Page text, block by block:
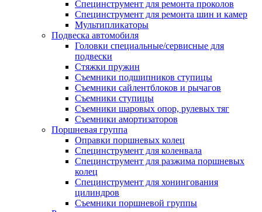
Специнструмент для ремонта проколов
Специнструмент для ремонта шин и камер
Мультипликаторы
Подвеска автомобиля
Головки специальные/сервисные для
подвески
Стяжки пружин
Съемники подшипников ступицы
Съемники сайлентблоков и рычагов
Съемники ступицы
Съемники шаровых опор, рулевых тяг
Съемники амортизаторов
Поршневая группа
Оправки поршневых колец
Специнструмент для коленвала
Специнструмент для разжима поршневых
колец
Специнструмент для хонингования
цилиндров
Съемники поршневой группы